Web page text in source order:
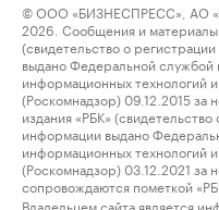
© ООО «БИЗНЕСПРЕСС», АО
2026. Сообщения и материалы
(свидетельство о
выдано Федеральной службой
информационных технологий
(Роскомнадзор) 09.12.2015
издания «РБК»
информации выдано
информационных технологий
(Роскомнадзор) 03.12.2021
сопровождаются пометкой
Владельцем сайта является